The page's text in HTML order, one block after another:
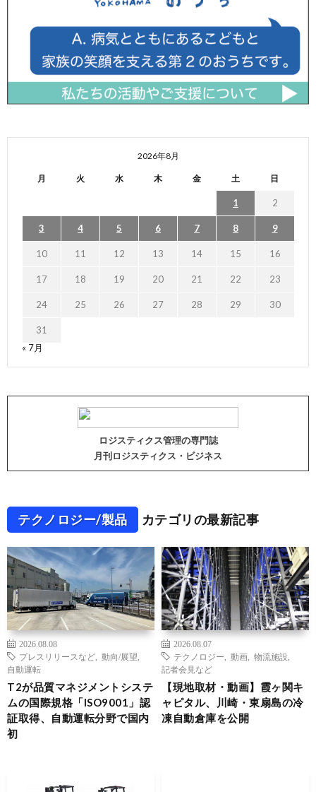
2026年8月
月 火 水 木 金 土 日
1 2
3 4 5 6 7 8 9
10 11 12 13 14 15 16
17 18 19 20 21 22 23
24 25 26 27 28 29 30
31
« 7月
ロジスティクス管理の専門誌
月刊ロジスティクス・ビジネス
テクノロジー/製品 カテゴリの最新記事
2026.08.08
プレスリリースなど
動向/展望
自動運転
T2が品質マネジメントシステ
ムの国際規格「ISO9001」認
証取得、自動運転分野で国内
初
2026.08.07
テクノロジー
動画 物流施設
記者会見など
【現地取材・動画】霞ヶ関キ
ャピタル、川崎・東扇島の冷
凍自動倉庫を公開